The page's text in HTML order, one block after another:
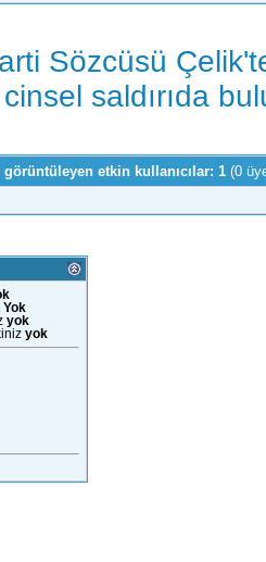
Sözcüsü
saldırıda
etkin kullanıcılar: 1 (0
Yok
yok
yok